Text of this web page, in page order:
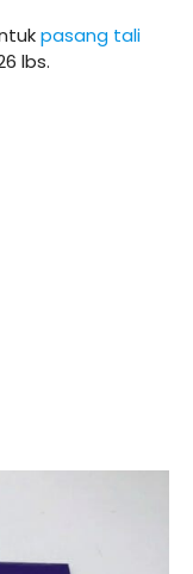
pasang tali
lbs.